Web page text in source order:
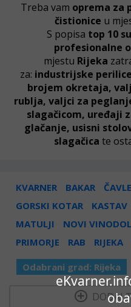
Treba vam oprema za
čistionice u
S popisa top 10
profesionalne
mjestu Rijeka
za: industrijske
brojem okretaja, v
rublja, valjci za
slagačicom, uređaji
glačanje, usisni
slagačica te
KVARNER BAKAR ČAVLE
GORSKI KOTAR
KASTAV
MATULJI
NOVI
PRIMORJE
RAB RIJEKA
Odabrani grad: Rijeka
DODAJ